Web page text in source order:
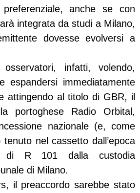
anche se con
integrata da studi a Milano,
dovesse evolversi a
infatti, volendo,
espandersi immediatamente
attingendo al titolo di GBR, il
portoghese Radio Orbital,
nazionale (e, come
nel cassetto dall’epoca
di R 101 dalla custodia
di Milano.
il preaccordo sarebbe stato